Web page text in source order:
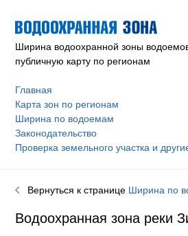
Ширина водоохранной зоны
публичную карту по регионам
Главная
Карта зон по регионам
Ширина по водоемам
Законодательство
Проверка земельного участка и
Вернуться к странице Ширина по
Водоохранная зона реки